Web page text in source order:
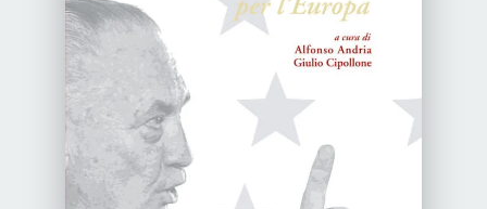
Newsletter
Autori
Proposte di pubblicazione